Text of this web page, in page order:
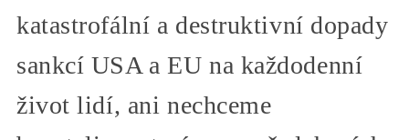
katastrofální a destruktivní dopady
sankcí USA a EU na každodenní
život lidí, ani nechceme